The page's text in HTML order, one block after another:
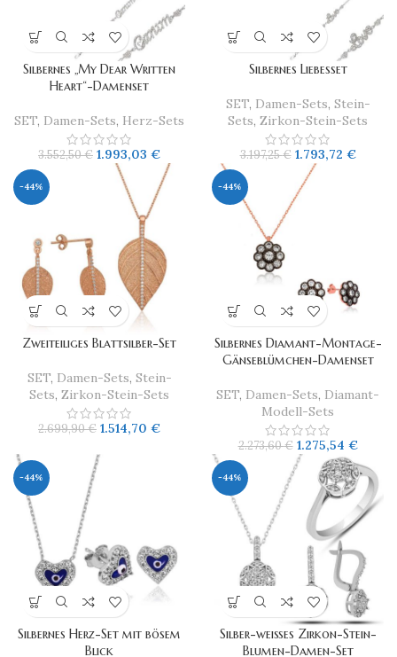
Silbernes „My Dear Written
Heart“-Damenset
SET, Damen-Sets, Herz-Sets
3.552,50€ 1.993,03 €
Silbernes Liebesset
SET, Damen-Sets, Stein-
Sets, Zirkon-Stein-Sets
3.197,25€ 1.793,72 €
-44%
Zweiteiliges Blattsilber-Set
SET, Damen-Sets, Stein-
Sets, Zirkon-Stein-Sets
2.699,90€ 1.514,70 €
-44%
Silbernes Diamant-Montage-
Gänseblümchen-Damenset
SET, Damen-Sets, Diamant-
Modell-Sets
2.273,60€ 1.275,54 €
-44%
Silbernes Herz-Set mit bösem
Blick
-44%
Silber-weißes Zirkon-Stein-
Blumen-Damen-Set